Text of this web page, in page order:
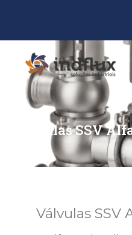
Válvulas SSV
Válvulas SSV